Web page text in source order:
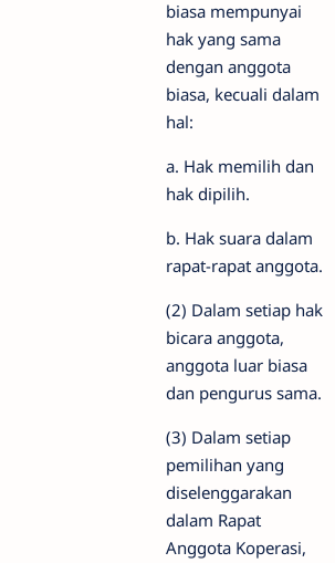
biasa mempunyai
hak yang sama
dengan anggota
biasa, kecuali dalam
hal:
a. Hak memilih dan
hak dipilih.
b. Hak suara dalam
rapat-rapat anggota.
(2) Dalam setiap hak
bicara anggota,
anggota luar biasa
dan pengurus sama.
(3) Dalam setiap
pemilihan yang
diselenggarakan
dalam Rapat
Anggota Koperasi,